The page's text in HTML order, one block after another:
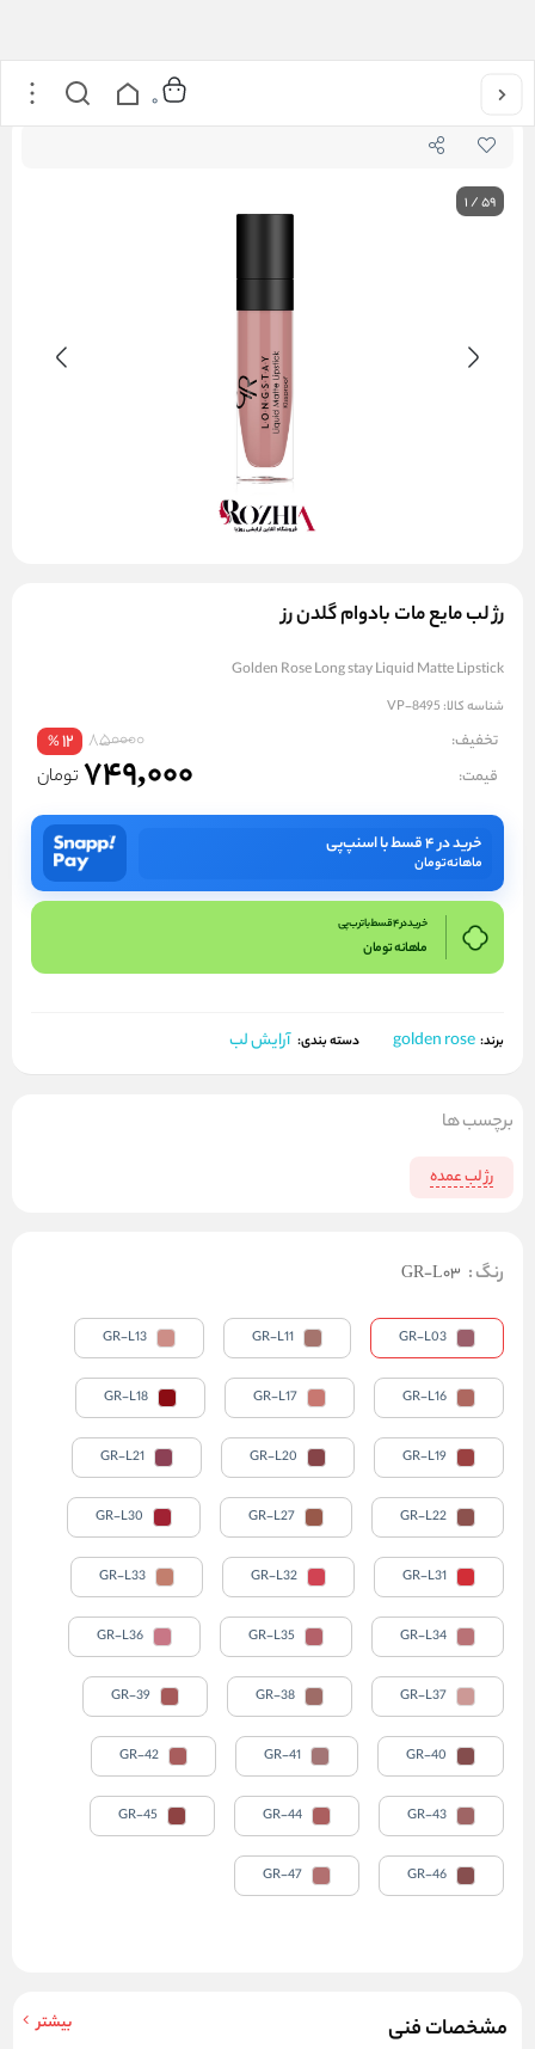
خانه رژ لب مایع مات بادوام گلدن رز 0
1/59
رژ لب مایع مات بادوام گلدن رز
Golden Rose Long stay Liquid Matte Lipstick
شناسه کالا: VP-8495
تخفیف: 850000
12
%
قیمت: 749,000 تومان
خرید در ۴ قسط با اسنپ‌پی
ماهانهتومان
خرید در 4 قسط با ترب پی
ماهانهتومان
برند: golden rose دسته بندی: آرایش لب
مشخصات فنی بیشتر
برچسب ها
رژ لب عمده
رنگ:
GR-L03
GR-L03
GR-L11
GR-L13
GR-L16
GR-L17
GR-L18
GR-L19
GR-L20
GR-L21
GR-L22
GR-L27
GR-L30
GR-L31
GR-L32
GR-L33
GR-L34
GR-L35
GR-L36
GR-L37
GR-38
GR-39
GR-40
GR-41
GR-42
GR-43
GR-44
GR-45
GR-46
GR-47